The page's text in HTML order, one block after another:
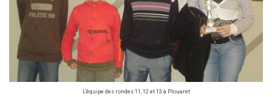
L'équipe des rondes 11, 12 et 13 à Plouaret